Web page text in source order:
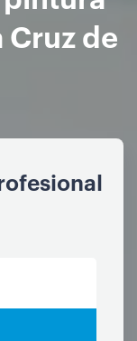
Cruz de